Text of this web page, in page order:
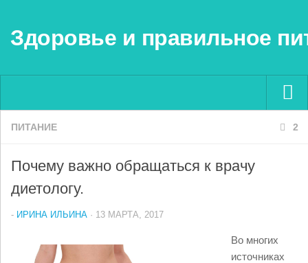
Здоровье и правильное
Menu ▼
ПИТАНИЕ 2
Почему важно обращаться к врачу
диетологу.
- ИРИНА ИЛЬИНА · 13 МАРТА, 2017
Во многих
источниках